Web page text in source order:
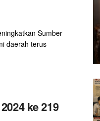
Sumber
daerah terus
ke 219